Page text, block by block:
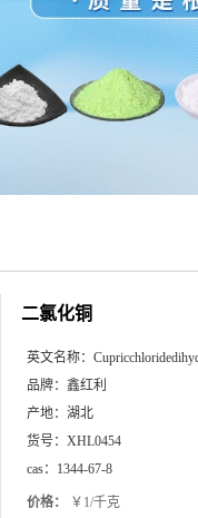
二氯化铜
英文名称：
品牌： 鑫红利
产地： 湖北
货号： XHL0454
cas： 1344-67-8
价格： ￥1/千克